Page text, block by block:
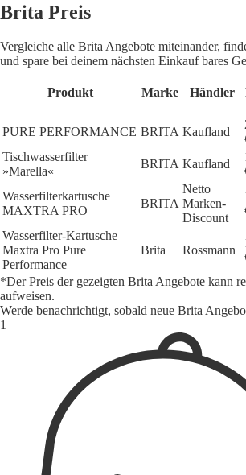
Brita Preis
Vergleiche alle Brita Angebote miteinander,
und spare bei deinem nächsten Einkauf bares
Produkt Marke Händler
PURE PERFORMANCE BRITA Kaufland
Tischwasserfilter
»Marella«
BRITA Kaufland
Wasserfilterkartusche
MAXTRA PRO
BRITA
Netto
Marken-
Discount
Wasserfilter-Kartusche
Maxtra Pro Pure
Performance
Brita Rossmann
*Der Preis der gezeigten Brita Angebote kann
aufweisen.
Werde benachrichtigt, sobald neue Brita